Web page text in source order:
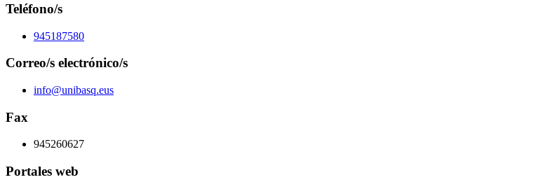
Teléfono/s
945187580
Correo/s electrónico/s
info@unibasq.eus
Fax
945260627
Portales web